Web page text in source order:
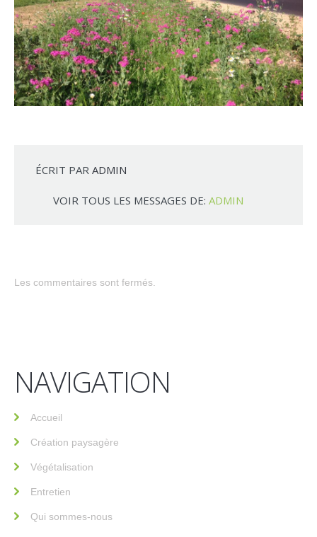
ÉCRIT PAR ADMIN
VOIR TOUS LES MESSAGES DE: ADMIN
Les commentaires sont fermés.
NAVIGATION
Accueil
Création paysagère
Végétalisation
Entretien
Qui sommes-nous